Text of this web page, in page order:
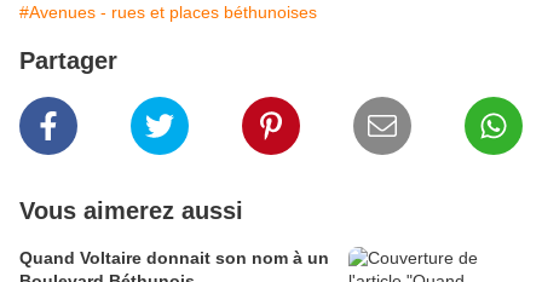
#Avenues - rues et places béthunoises
Partager
Vous aimerez aussi
Quand Voltaire donnait son nom à un